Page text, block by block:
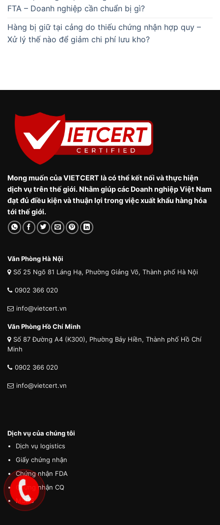
FTA – Doanh nghiệp cần chuẩn bị gì?
Hàng bị giữ tại cảng do thiếu chứng nhận hợp quy –
Xử lý thế nào để giảm chi phí lưu kho?
Mong muốn của VIETCERT là có thể kết nối và thực hiện
dịch vụ trên thế giới. Nhằm giúp các Doanh nghiệp Việt Nam
đạt đủ điều kiện và thuận lợi trong việc xuất khẩu hàng hóa
tới thế giới.
Văn Phòng Hà Nội
Số 25 Ngõ 81 Láng Hạ, Phường Giảng Võ, Thành phố Hà Nội
0902 366 020
info@vietcert.vn
Văn Phòng Hồ Chí Minh
Số 87 Đường A4 (K300), Phường Bảy Hiền, Thành phố Hồ Chí
Minh
0902 366 020
info@vietcert.vn
Dịch vụ của chúng tôi
Dịch vụ logistics
Giấy chứng nhận
Chứng nhận FDA
Chứng nhận CQ
MSDS